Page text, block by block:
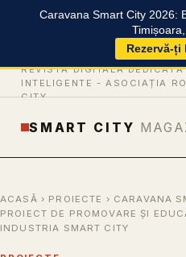
Caravana Smart City 2026:
Rezervă-ți
REVISTĂ DIGITALĂ
INTELIGENTE - ASOCIAȚIA
CITY
SMART CITY
ACASĂ › PROIECTE › CARAVANA
PROIECT DE PROMOVARE ȘI
INDUSTRIA SMART CITY